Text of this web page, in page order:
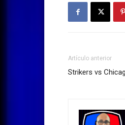
Artículo anterior
Strikers vs